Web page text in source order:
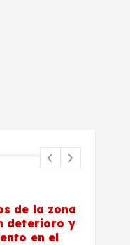
de la zona
deterioro y
en el